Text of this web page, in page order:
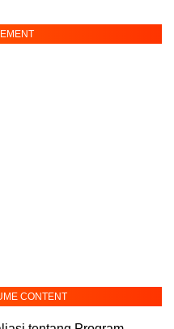
CONTENT